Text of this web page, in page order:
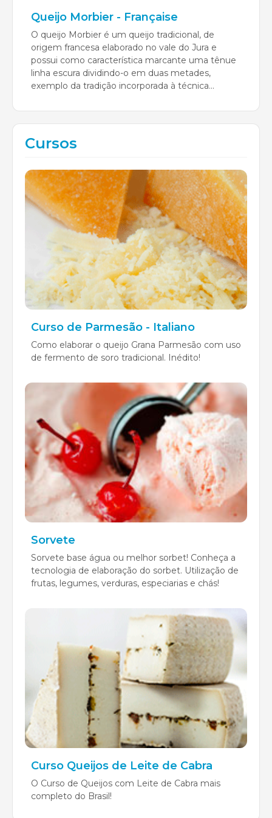
Queijo Morbier - Française
O queijo Morbier é um queijo tradicional, de
origem francesa elaborado no vale do Jura e
possui como característica marcante uma tênue
linha escura dividindo-o em duas metades,
exemplo da tradição incorporada à técnica...
Cursos
Curso de Parmesão - Italiano
Como elaborar o queijo Grana Parmesão com uso
de fermento de soro tradicional. Inédito!
Sorvete
Sorvete base água ou melhor sorbet! Conheça a
tecnologia de elaboração do sorbet. Utilização de
frutas, legumes, verduras, especiarias e chás!
Curso Queijos de Leite de Cabra
O Curso de Queijos com Leite de Cabra mais
completo do Brasil!